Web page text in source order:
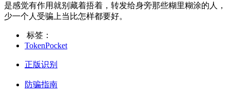
是感觉有作用就别藏着捂着，转发给身旁那些糊里糊涂的人，
少一个人受骗上当比怎样都要好。
标签：
TokenPocket
正版识别
防骗指南